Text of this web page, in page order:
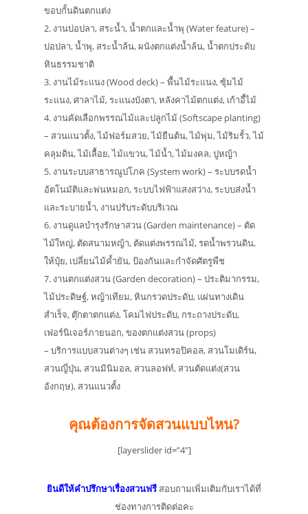
ขอบกั้นดินตกแต่ง
2. งานบ่อปลา, สระน้ำ, น้ำตกและน้ำพุ (Water feature) –
บ่อปลา, น้ำพุ, สระน้ำล้น, ผนังตกแต่งน้ำล้น, น้ำตกประดับ
หินธรรมชาติ
3. งานไม้ระแนง (Wood deck) – พื้นไม้ระแนง, ซุ้มไม้
ระแนง, ศาลาไม้, ระแนงบังตา, หลังคาไม้ตกแต่ง, เก้าอี้ไม้
4. งานคัดเลือกพรรณไม้และปลูกไม้ (Softscape planting)
– สวนแนวตั้ง, ไม้ฟอร์มสวย, ไม้ยืนต้น, ไม้พุ่ม, ไม้ริมรั้ว, ไม้
คลุมดิน, ไม้เลื้อย, ไม้แขวน, ไม้น้ำ, ไม้มงคล, ปูหญ้า
5. งานระบบสาธารณูปโภค (System work) – ระบบรดน้ำ
อัตโนมัติและพ่นหมอก, ระบบไฟฟ้าแสงสว่าง, ระบบส่งน้ำ
และระบายน้ำ, งานปรับระดับบริเวณ
6. งานดูแลบำรุงรักษาสวน (Garden maintenance) – ตัด
ไม้ใหญ่, ตัดสนามหญ้า, ตัดแต่งพรรณไม้, รดน้ำพรวนดิน,
ให้ปุ๋ย, เปลี่ยนไม้ค้ำยัน, ป้องกันและกำจัดศัตรูพืช
7. งานตกแต่งสวน (Garden decoration) – ประติมากรรม,
ไม้ประดิษฐ์, หญ้าเทียม, หินกรวดประดับ, แผ่นทางเดิน
สำเร็จ, ตุ๊กตาตกแต่ง, โคมไฟประดับ, กระถางประดับ,
เฟอร์นิเจอร์ภายนอก, ของตกแต่งสวน (props)
– บริการแบบสวนต่างๆ เช่น สวนทรอปิคอล, สวนโมเดิร์น,
สวนญี่ปุ่น, สวนมินิมอล, สวนลอฟท์, สวนตัดแต่ง(สวน
อังกฤษ), สวนแนวตั้ง
คุณต้องการจัดสวนแบบไหน?
[layerslider id=”4″]
ยินดีให้คำปรึกษาเรื่องสวนฟรี สอบถามเพิ่มเติมกับเราได้ที่
ช่องทางการติดต่อคะ